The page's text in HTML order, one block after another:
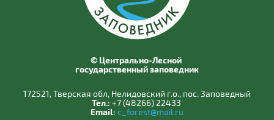
© Центрально-Лесной
государственный заповедник
172521, Тверская обл, Нелидовский г.о., пос. Заповедный
Тел.: +7 (48266) 22433
Email: c_forest@mail.ru